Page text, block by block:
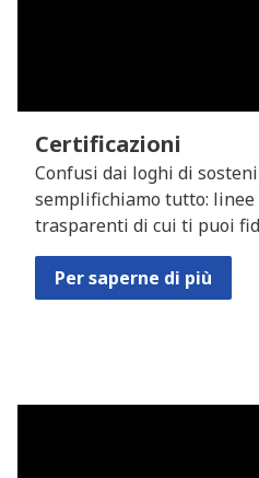
Certificazioni
Confusi dai loghi di
semplifichiamo tutto:
trasparenti di cui ti puoi
Per saperne di più